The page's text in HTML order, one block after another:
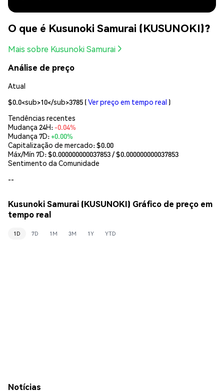
O que é Kusunoki Samurai (KUSUNOKI)?
Mais sobre Kusunoki Samurai
Análise de preço
Atual
$0.0<sub>10</sub>3785 (Ver preço em tempo real )
Tendências recentes
Mudança 24H: -0.04%
Mudança 7D:+0.00%
Capitalização de mercado:$0.00
Máx/Mín 7D: $0.000000000037853 / $0.000000000037853
Sentimento da Comunidade
--
Kusunoki Samurai (KUSUNOKI) Gráfico de preço em
tempo real
1D 7D 1M 3M 1Y YTD
Notícias